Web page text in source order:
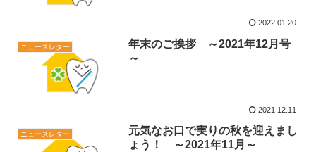
2022.01.20
ニュースレター
年末のご挨拶 ～2021年12月号
～
2021.12.11
ニュースレター
元気なお口で実りの秋を迎えまし
ょう！ ～2021年11月～